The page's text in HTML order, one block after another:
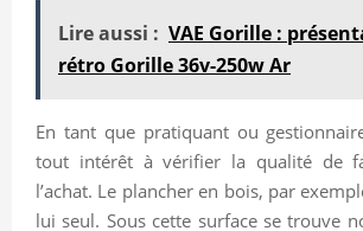
Lire aussi : VAE Gorille :
rétro Gorille 36v-250w Ar
En tant que pratiquant ou
tout intérêt à vérifier la qualité de
l’achat. Le plancher en bois, par
lui seul. Sous cette surface se trouve